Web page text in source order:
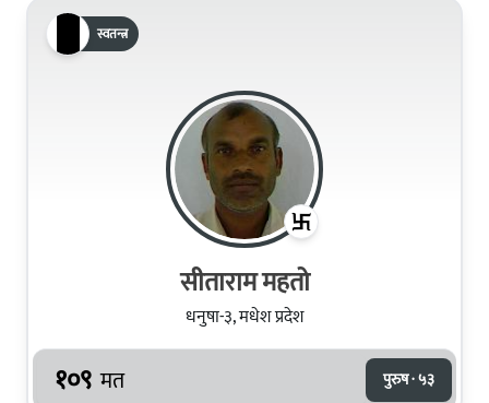
स्वतन्त्र
सीताराम महतो
धनुषा-३, मधेश प्रदेश
१०९ मत पुरुष · ५३